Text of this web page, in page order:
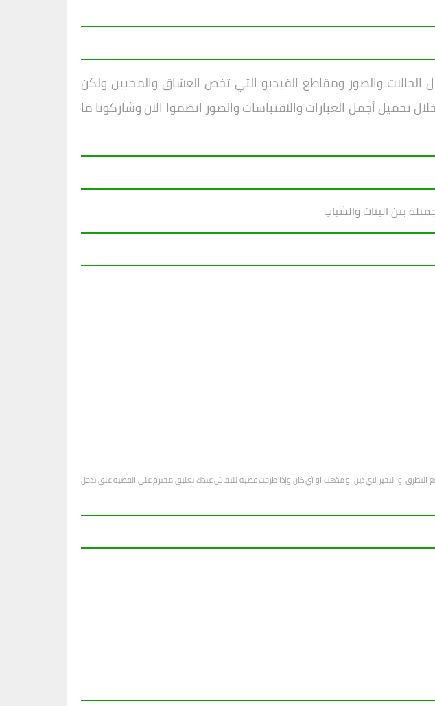
الحالات والصور ومقاطع الفيديو التي تخص العشاق والمحبين ولكن
تحميل أجمل العبارات والاقتباسات والصور انضموا الان وشاركونا ما
بين البنات والشباب
التطرق او التحيز لاي دين او مذهب او أي كان وإذا طرحت قضية للنقاش عندك تعليق محترم على القضية علق تدخل